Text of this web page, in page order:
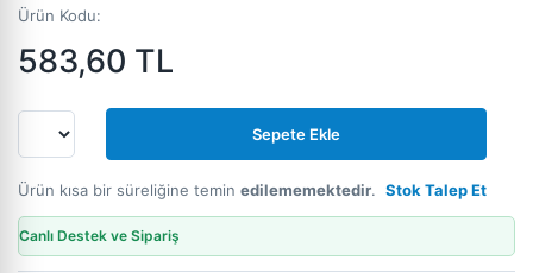
Ürün Kodu:
583,60 TL
Sepete Ekle
Ürün kısa bir süreliğine temin edilememektedir. Stok Talep Et
Canlı Destek ve Sipariş